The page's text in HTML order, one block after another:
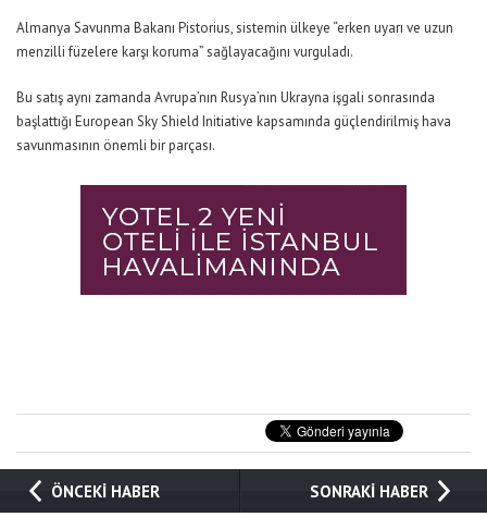
Almanya Savunma Bakanı Pistorius, sistemin ülkeye “erken uyarı ve uzun
menzilli füzelere karşı koruma”sağlayacağını vurguladı.
Bu satış aynı zamanda Avrupa’nın Rusya’nın Ukrayna işgali sonrasında
başlattığı European Sky Shield Initiative kapsamında güçlendirilmiş hava
savunmasının önemli bir parçası.
ÖNCEKİ HABER SONRAKİ HABER